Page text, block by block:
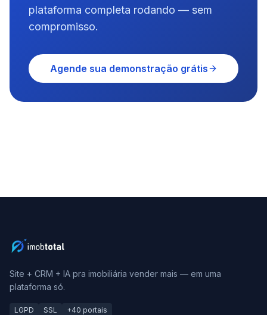
plataforma completa rodando — sem
compromisso.
Agende sua demonstração grátis
Site + CRM + IA pra imobiliária vender mais — em uma
plataforma só.
LGPD SSL +40 portais